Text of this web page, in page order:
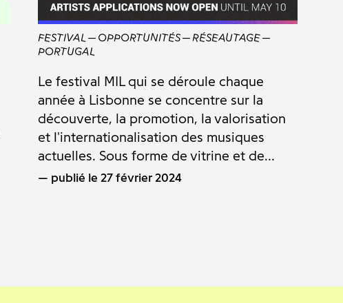
FESTIVAL OPPORTUNITÉS
RÉSEAUTAGE
PORTUGAL
Le festival MIL qui se déroule chaque
année à Lisbonne se concentre sur la
découverte, la promotion, la valorisation
et l'internationalisation des musiques
actuelles. Sous forme de vitrine et de...
publié le 27 février 2024